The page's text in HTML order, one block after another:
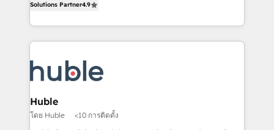
1️⃣ Set Up | Onboarding New or Check-fixing existing
HubSpot portals 2️⃣ Scale Up | 100% HubSpot Task
Execution... Global 24/7 ... All Experts 3️⃣ Integrate |
Slash months from your API Integration project... ⬅️
Click "Contact Business" ⬅️ to access 150+ Kickstart
Integration templates that put HubSpot in the center
of your tech stack, syncing... 🛍️ Shopify or
Solutions Partner4.9
Huble
โดย Huble <10 การติดตั้ง